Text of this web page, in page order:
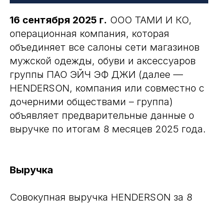
16 сентября 2025 г. ООО ТАМИ И КО,
операционная компания, которая
объединяет все салоны сети магазинов
мужской одежды, обуви и аксессуаров
группы ПАО ЭЙЧ ЭФ ДЖИ (далее —
HENDERSON, компания или совместно с
дочерними обществами – группа)
объявляет предварительные данные о
выручке по итогам 8 месяцев 2025 года.
Выручка
Совокупная выручка HENDERSON за 8